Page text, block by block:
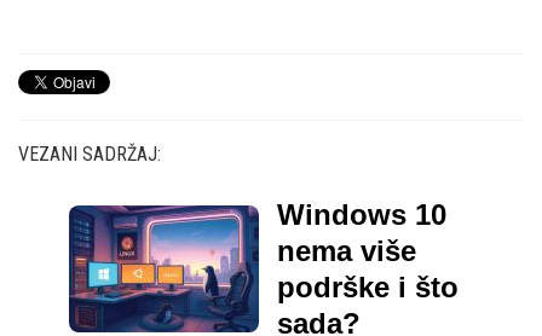
VEZANI SADRŽAJ:
Windows 10
nema više
podrške i što
sada?